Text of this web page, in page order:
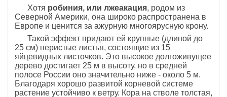
Хотя робиния, или лжеакация, родом из
Северной Америки, она широко распространена в
Европе и ценится за ажурную многоярусную крону.
Такой эффект придают ей крупные (длиной до
25 см) перистые листья, состоящие из 15
яйцевидных листочков. Это высокое долгоживущее
дерево достигает 25 м в высоту, но в средней
полосе России оно значительно ниже - около 5 м.
Благодаря хорошо развитой корневой системе
растение устойчиво к ветру. Кора на стволе толстая,